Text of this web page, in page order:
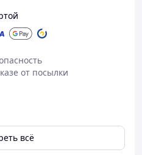
от посылки
всё